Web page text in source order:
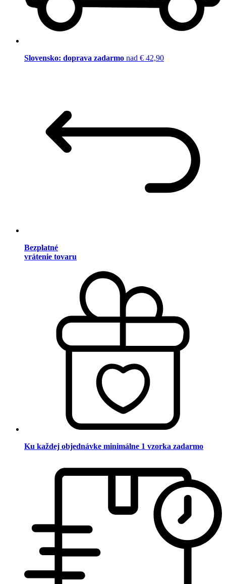
Slovensko: doprava zadarmo nad € 42,90
Bezplatné
vrátenie tovaru
Ku každej objednávke minimálne 1 vzorka zadarmo